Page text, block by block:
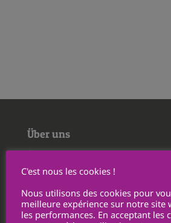
Über uns
Über uns
Datenschutz & Cookies
Geschäfts- und
Personalisierung /
C'est nous les cookies !
Nous utilisons des cookies pour
meilleure expérience sur notre site
les performances. En acceptant les